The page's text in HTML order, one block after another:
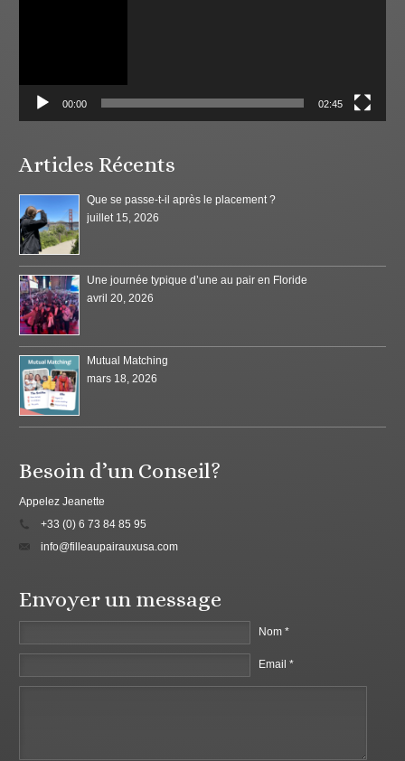
00:00 02:45
Articles Récents
Que se passe-t-il après le placement ?
juillet 15, 2026
Une journée typique d’une au pair en Floride
avril 20, 2026
Mutual Matching
mars 18, 2026
Besoin d’un Conseil?
Appelez Jeanette
+33 (0) 6 73 84 85 95
info@filleaupairauxusa.com
Envoyer un message
Nom *
Email *